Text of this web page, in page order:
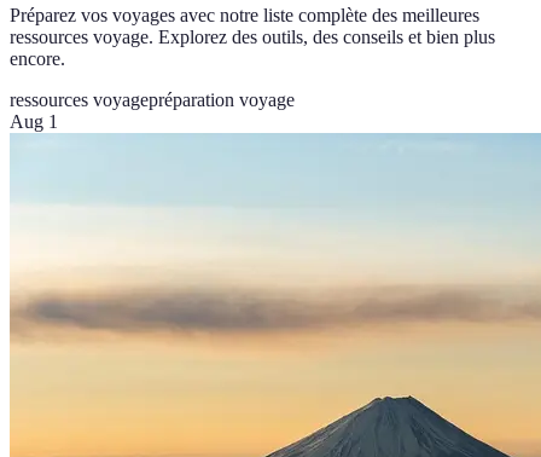
Préparez vos voyages avec notre liste complète des meilleures
ressources voyage. Explorez des outils, des conseils et bien plus
encore.
ressources voyagepréparation voyage
Aug 1